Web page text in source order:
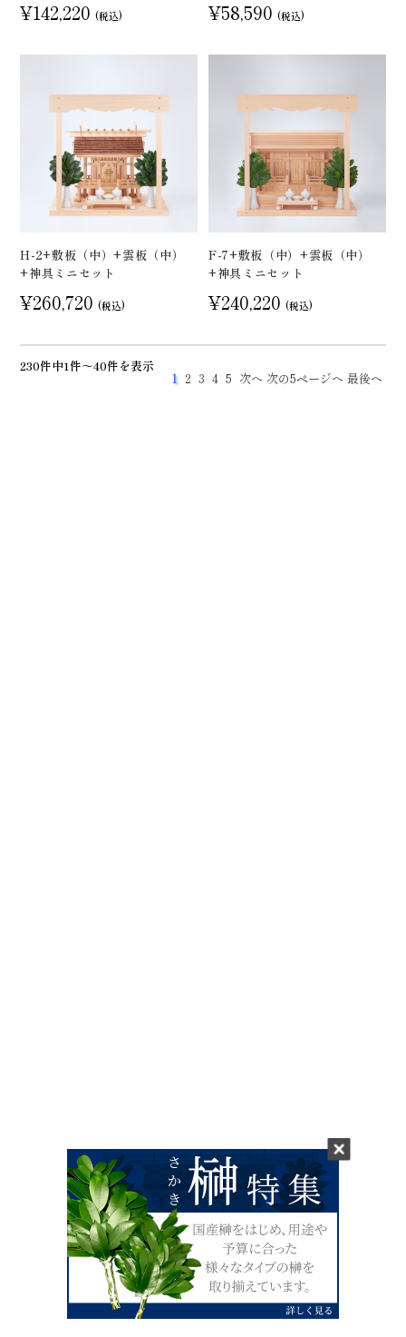
¥142,220 (税込) ¥58,590 (税込)
H-2+敷板（中）+雲板（中）
+神具ミニセット
¥260,720 (税込)
F-7+敷板（中）+雲板（中）
+神具ミニセット
¥240,220 (税込)
230件中1件～40件を表示
1 2 3 4 5 次へ 次の5ページへ 最後へ